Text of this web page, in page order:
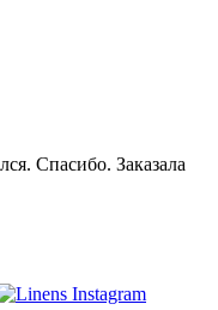
Спасибо. Заказала